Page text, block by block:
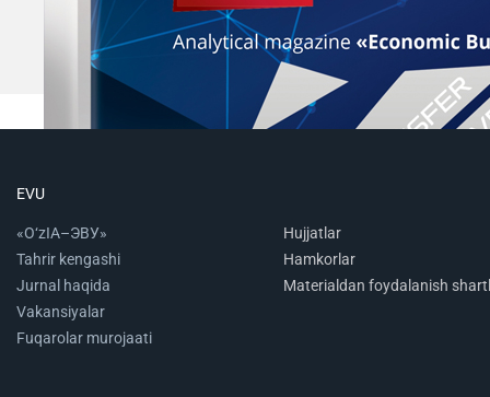
EVU
«O‘zIA–ЭВУ»
Tahrir kengashi
Jurnal haqida
Vakansiyalar
Fuqarolar murojaati
Hujjatlar
Hamkorlar
Materialdan foydalanish